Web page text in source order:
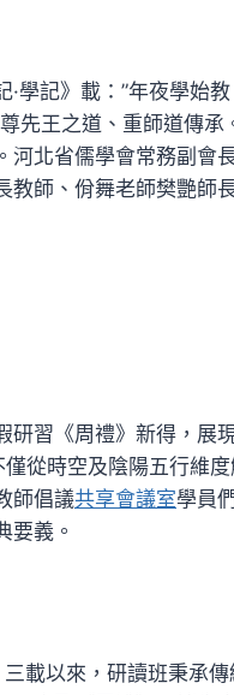
學記》載：”年夜學始
先王之道、重師道傳承
河北省儒學會常務副會
師、佾舞老師樊艷師
研習《周禮》新得，展
從時空及陰陽五行維
師倡議共享會議室學員
要義。
載以來，研讀班秉承傳